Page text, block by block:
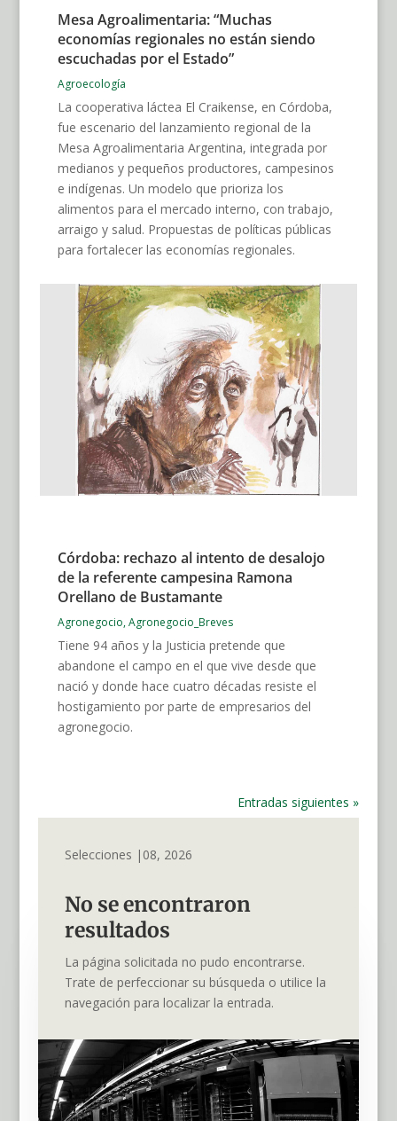
Mesa Agroalimentaria: “Muchas
economías regionales no están siendo
escuchadas por el Estado”
Agroecología
La cooperativa láctea El Craikense, en Córdoba,
fue escenario del lanzamiento regional de la
Mesa Agroalimentaria Argentina, integrada por
medianos y pequeños productores, campesinos
e indígenas. Un modelo que prioriza los
alimentos para el mercado interno, con trabajo,
arraigo y salud. Propuestas de políticas públicas
para fortalecer las economías regionales.
Córdoba: rechazo al intento de desalojo
de la referente campesina Ramona
Orellano de Bustamante
Agronegocio,Agronegocio_Breves
Tiene 94 años y la Justicia pretende que
abandone el campo en el que vive desde que
nació y donde hace cuatro décadas resiste el
hostigamiento por parte de empresarios del
agronegocio.
Entradas siguientes »
Selecciones |08, 2026
No se encontraron
resultados
La página solicitada no pudo encontrarse.
Trate de perfeccionar su búsqueda o utilice la
navegación para localizar la entrada.